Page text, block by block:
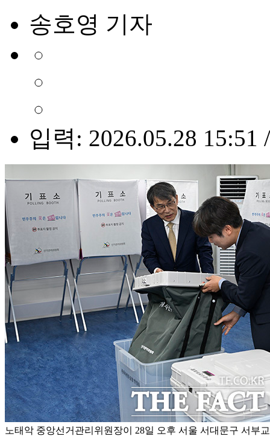
송호영 기자
입력: 2026.05.28 15:51
노태악 중앙선거관리위원장이 28일 오후 서울 서대문구 서부